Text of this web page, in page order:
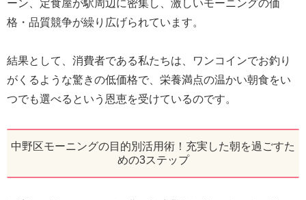
ーン、定食屋が駅周辺に密集し、激しいモーニングの価
格・品質競争が繰り広げられています。
結果として、消費者である私たちは、ワンコインでお釣り
がくるような驚きの低価格で、栄養満点の温かい朝食をい
つでも選べるという恩恵を受けているのです。
中野区モーニングの目的別活用術！充実した朝を過ごすた
めの3ステップ